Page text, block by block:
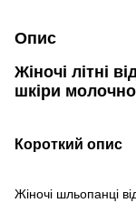
Опис
Жіночі літні
шкіри
Короткий опис
Жіночі шльопанці